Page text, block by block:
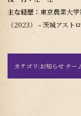
主な経歴： 東京農業大
（2023） – 茨城アスト
カテゴリ:お知らせ チー